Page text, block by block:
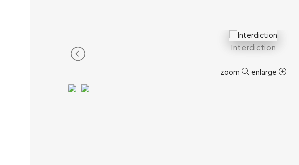
Interdiction
zoom enlarge